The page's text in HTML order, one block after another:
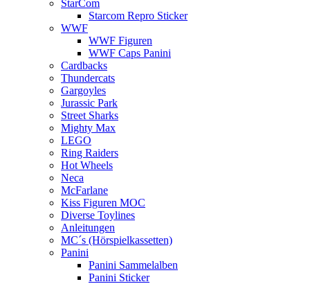
StarCom
Starcom Repro Sticker
WWF
WWF Figuren
WWF Caps Panini
Cardbacks
Thundercats
Gargoyles
Jurassic Park
Street Sharks
Mighty Max
LEGO
Ring Raiders
Hot Wheels
Neca
McFarlane
Kiss Figuren MOC
Diverse Toylines
Anleitungen
MC´s (Hörspielkassetten)
Panini
Panini Sammelalben
Panini Sticker